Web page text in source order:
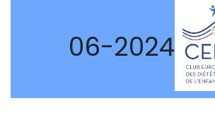
06-2024